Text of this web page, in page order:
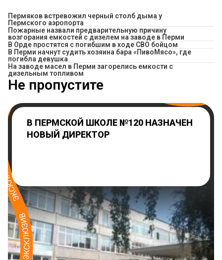
Пермяков встревожил черный столб дыма у
Пермского аэропорта
Пожарные назвали предварительную причину
возгорания емкостей с дизелем на заводе в Перми
В Орде простятся с погибшим в ходе СВО бойцом
​В Перми начнут судить хозяина бара «ПивоМясо», где
погибла девушка
На заводе масел в Перми загорелись емкости с
дизельным топливом
Не пропустите
В ПЕРМСКОЙ ШКОЛЕ №120 НАЗНАЧЕН
НОВЫЙ ДИРЕКТОР